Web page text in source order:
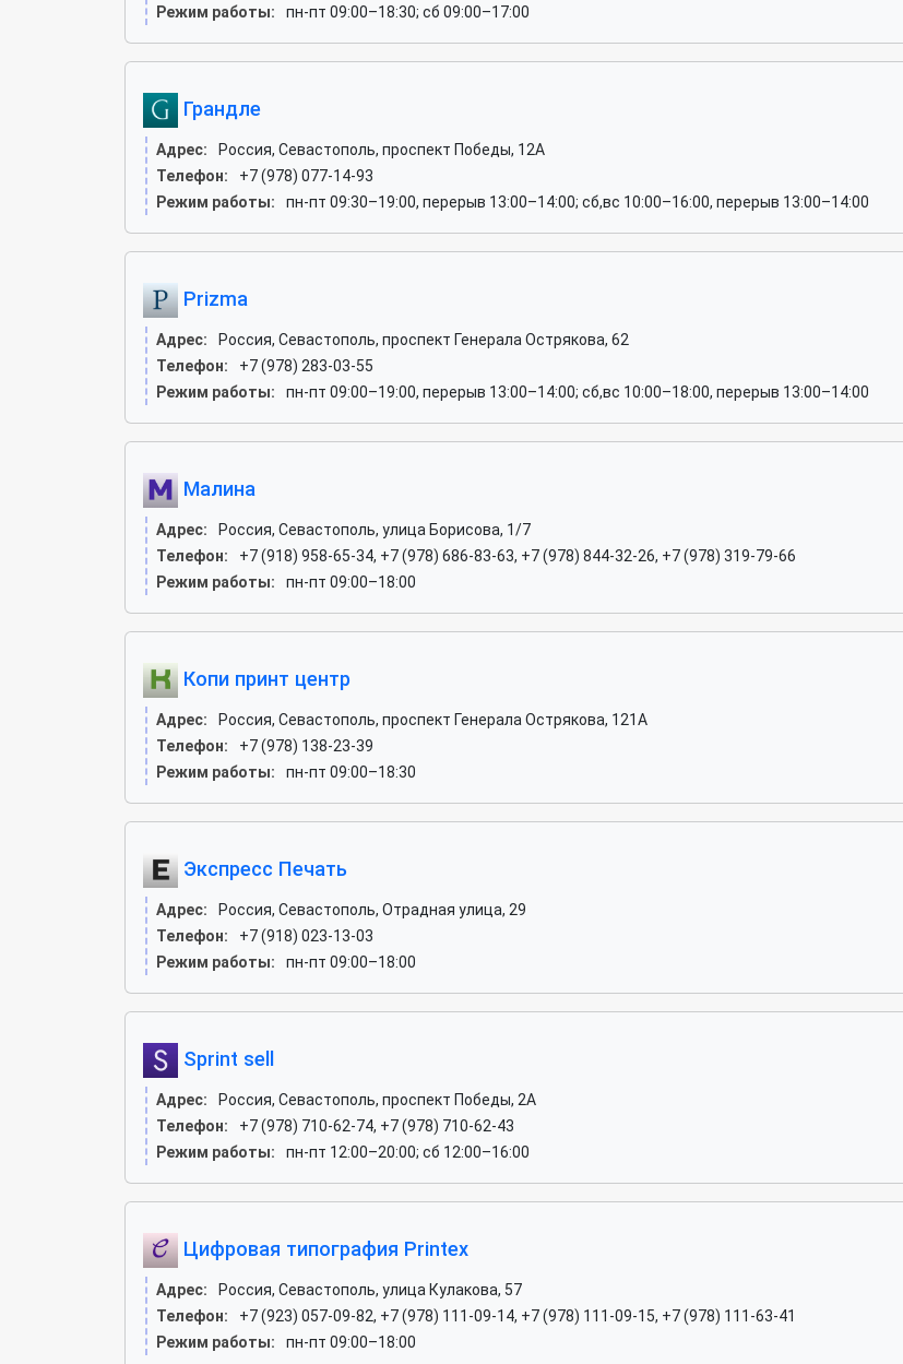
Режим работы:
пн-пт 09:00–18:30; сб 09:00–17:00
Грандле
Адрес:
Россия, Севастополь, проспект Победы, 12А
Телефон:
+7 (978) 077-14-93
Режим работы:
пн-пт 09:30–19:00, перерыв 13:00–14:00; сб,вс 10:00–16:00, перерыв 13:00–14:00
Prizma
Адрес:
Россия, Севастополь, проспект Генерала Острякова, 62
Телефон:
+7 (978) 283-03-55
Режим работы:
пн-пт 09:00–19:00, перерыв 13:00–14:00; сб,вс 10:00–18:00, перерыв 13:00–14:00
Малина
Адрес:
Россия, Севастополь, улица Борисова, 1/7
Телефон:
+7 (918) 958-65-34, +7 (978) 686-83-63, +7 (978) 844-32-26, +7 (978) 319-79-66
Режим работы:
пн-пт 09:00–18:00
Копи принт центр
Адрес:
Россия, Севастополь, проспект Генерала Острякова, 121А
Телефон:
+7 (978) 138-23-39
Режим работы:
пн-пт 09:00–18:30
Экспресс Печать
Адрес:
Россия, Севастополь, Отрадная улица, 29
Телефон:
+7 (918) 023-13-03
Режим работы:
пн-пт 09:00–18:00
Sprint sell
Адрес:
Россия, Севастополь, проспект Победы, 2А
Телефон:
+7 (978) 710-62-74, +7 (978) 710-62-43
Режим работы:
пн-пт 12:00–20:00; сб 12:00–16:00
Цифровая типография Printex
Адрес:
Россия, Севастополь, улица Кулакова, 57
Телефон:
+7 (923) 057-09-82, +7 (978) 111-09-14, +7 (978) 111-09-15, +7 (978) 111-63-41
Режим работы:
пн-пт 09:00–18:00